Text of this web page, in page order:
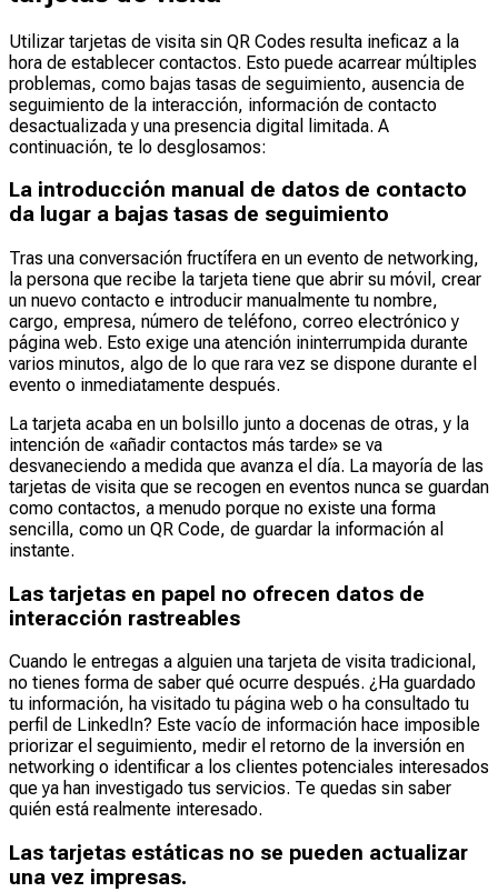
Utilizar tarjetas de visita sin QR Codes resulta ineficaz a la
hora de establecer contactos. Esto puede acarrear múltiples
problemas, como bajas tasas de seguimiento, ausencia de
seguimiento de la interacción, información de contacto
desactualizada y una presencia digital limitada. A
continuación, te lo desglosamos:
La introducción manual de datos de contacto
da lugar a bajas tasas de seguimiento
Tras una conversación fructífera en un evento de networking,
la persona que recibe la tarjeta tiene que abrir su móvil, crear
un nuevo contacto e introducir manualmente tu nombre,
cargo, empresa, número de teléfono, correo electrónico y
página web. Esto exige una atención ininterrumpida durante
varios minutos, algo de lo que rara vez se dispone durante el
evento o inmediatamente después.
La tarjeta acaba en un bolsillo junto a docenas de otras, y la
intención de «añadir contactos más tarde» se va
desvaneciendo a medida que avanza el día. La mayoría de las
tarjetas de visita que se recogen en eventos nunca se guardan
como contactos, a menudo porque no existe una forma
sencilla, como un QR Code, de guardar la información al
instante.
Las tarjetas en papel no ofrecen datos de
interacción rastreables
Cuando le entregas a alguien una tarjeta de visita tradicional,
no tienes forma de saber qué ocurre después. ¿Ha guardado
tu información, ha visitado tu página web o ha consultado tu
perfil de LinkedIn? Este vacío de información hace imposible
priorizar el seguimiento, medir el retorno de la inversión en
networking o identificar a los clientes potenciales interesados
que ya han investigado tus servicios. Te quedas sin saber
quién está realmente interesado.
Las tarjetas estáticas no se pueden actualizar
una vez impresas.